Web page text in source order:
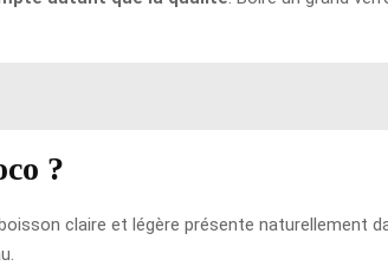
?
claire et légère présente naturellement